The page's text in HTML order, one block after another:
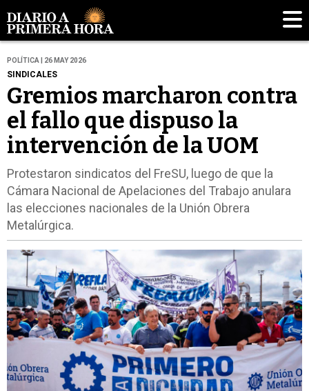
POLÍTICA | 26 MAY 2026
SINDICALES
Gremios marcharon contra
el fallo que dispuso la
intervención de la UOM
Protestaron sindicatos del FreSU, luego de que la
Cámara Nacional de Apelaciones del Trabajo anulara
las elecciones nacionales de la Unión Obrera
Metalúrgica.